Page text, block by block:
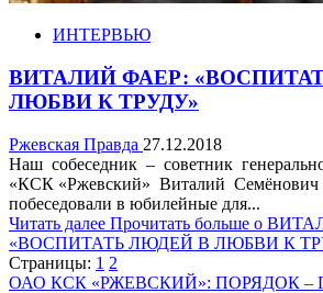
ИНТЕРВЬЮ
ВИТАЛИЙ ФАЕР:
ЛЮБВИ К ТРУДУ»
Ржевская Правда 27.12.2018
Наш собеседник – советник
«КСК «Ржевский» Виталий
побеседовали в юбилейные для...
Читать далее Прочитать больше о
«ВОСПИТАТЬ ЛЮДЕЙ В ЛЮБВИ К
Страницы: 1 2
ОАО КСК «РЖЕВСКИЙ»: ПОРЯДОК